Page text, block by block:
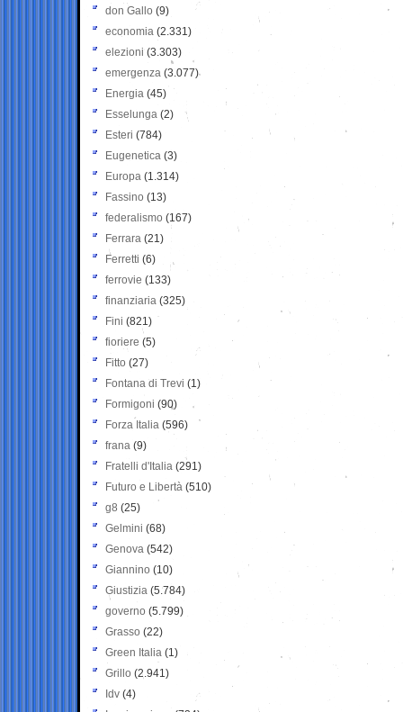
don Gallo (9)
economia (2.331)
elezioni (3.303)
emergenza (3.077)
Energia (45)
Esselunga (2)
Esteri (784)
Eugenetica (3)
Europa (1.314)
Fassino (13)
federalismo (167)
Ferrara (21)
Ferretti (6)
ferrovie (133)
finanziaria (325)
Fini (821)
fioriere (5)
Fitto (27)
Fontana di Trevi (1)
Formigoni (90)
Forza Italia (596)
frana (9)
Fratelli d'Italia (291)
Futuro e Libertà (510)
g8 (25)
Gelmini (68)
Genova (542)
Giannino (10)
Giustizia (5.784)
governo (5.799)
Grasso (22)
Green Italia (1)
Grillo (2.941)
Idv (4)